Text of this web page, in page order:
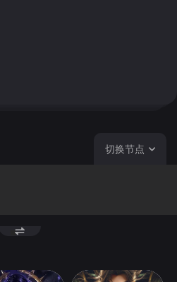
切换节点